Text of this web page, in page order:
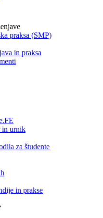
praksa (SMP)
in praksa
in urnik
za študente
in prakse